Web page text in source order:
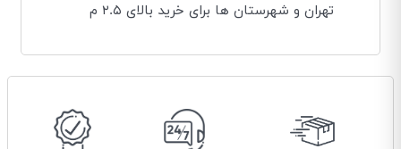
تهران و شهرستان ها برای خرید بالای ۲.۵ م